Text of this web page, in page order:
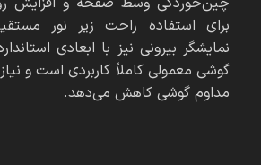
برای استفاده راحت زیر نور
نمایشگر بیرونی نیز با ابعادی
گوشی معمولی کاملاً کاربردی است و
مداوم گوشی کاهش می‌دهد.